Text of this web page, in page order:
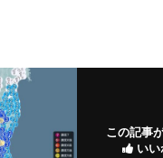
この記事
いい